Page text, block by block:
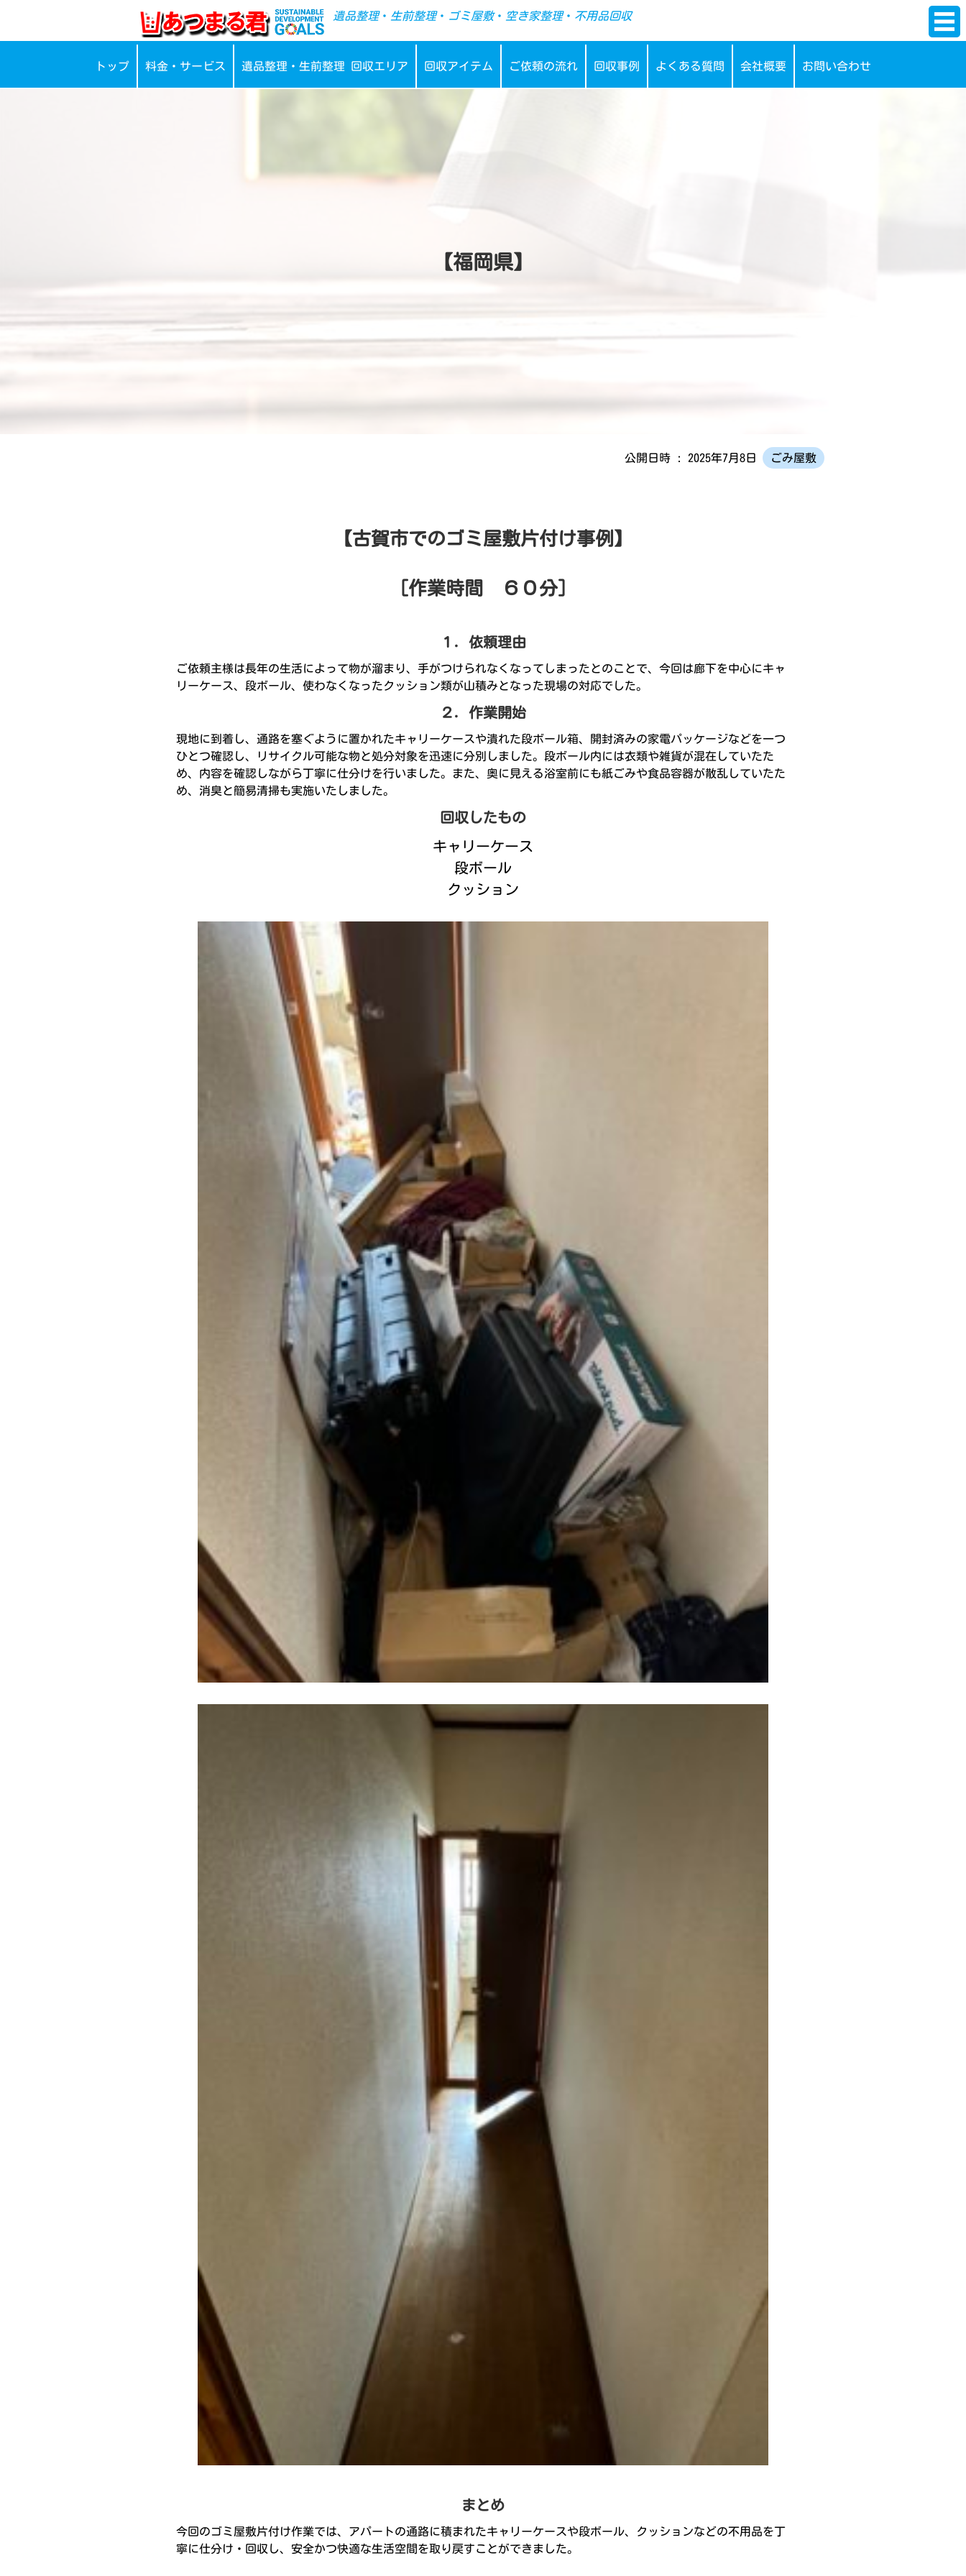
-->
遺品整理・ 生前整理・ ゴミ屋敷・ 空き家整理・ 不用品回収
トップ 料金・サービス 遺品整理・生前整理 回収エリア 回収アイテム ご依頼の流れ 回収事例 よくある質問 会社概要 お問い合わせ
【福岡県】
公開日時 : 2025年7月8日 ごみ屋敷
【古賀市でのゴミ屋敷片付け事例】
［作業時間 ６０分］
１．依頼理由
ご依頼主様は長年の生活によって物が溜まり、手がつけられなくなってしまったとのことで、今回は廊下を中心にキャ
リーケース、段ボール、使わなくなったクッション類が山積みとなった現場の対応でした。
２．作業開始
現地に到着し、通路を塞ぐように置かれたキャリーケースや潰れた段ボール箱、開封済みの家電パッケージなどを一つ
ひとつ確認し、リサイクル可能な物と処分対象を迅速に分別しました。段ボール内には衣類や雑貨が混在していたた
め、内容を確認しながら丁寧に仕分けを行いました。また、奥に見える浴室前にも紙ごみや食品容器が散乱していたた
め、消臭と簡易清掃も実施いたしました。
回収したもの
キャリーケース
段ボール
クッション
まとめ
今回のゴミ屋敷片付け作業では、アパートの通路に積まれたキャリーケースや段ボール、クッションなどの不用品を丁
寧に仕分け・回収し、安全かつ快適な生活空間を取り戻すことができました。